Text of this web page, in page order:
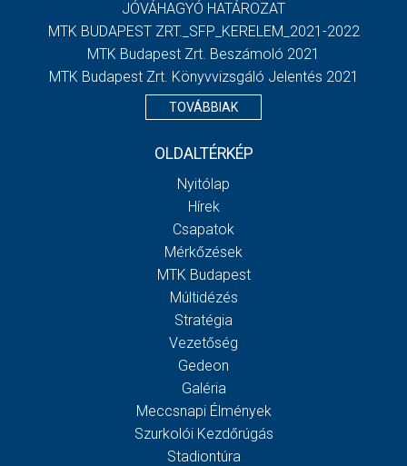
JÓVÁHAGYÓ HATÁROZAT
MTK BUDAPEST ZRT._SFP_KERELEM_2021-2022
MTK Budapest Zrt. Beszámoló 2021
MTK Budapest Zrt. Könyvvizsgáló Jelentés 2021
TOVÁBBIAK
OLDALTÉRKÉP
Nyitólap
Hírek
Csapatok
Mérkőzések
MTK Budapest
Múltidézés
Stratégia
Vezetőség
Gedeon
Galéria
Meccsnapi Élmények
Szurkolói Kezdőrúgás
Stadiontúra